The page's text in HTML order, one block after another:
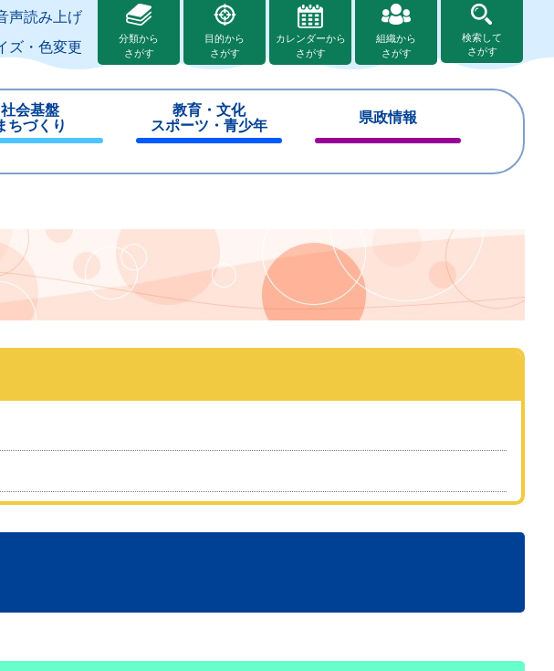
声読み上げ
ズ・色変更
分類から
さがす
目的から
さがす
カレンダーから
さがす
組織から
さがす
検索して
さがす
社会基盤
ちづくり
教育・文化
スポーツ・青少年
じ
県政情報
じ